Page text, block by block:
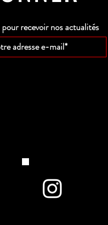
recevoir nos actualités